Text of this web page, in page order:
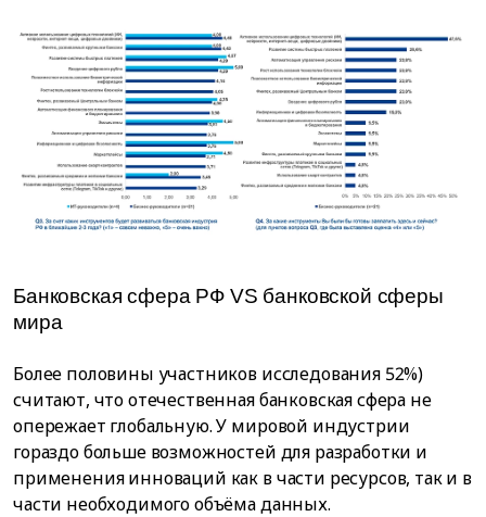
Банковская сфера РФ VS банковской сферы
мира
Более половины участников исследования 52%)
считают, что отечественная банковская сфера не
опережает глобальную. У мировой индустрии
гораздо больше возможностей для разработки и
применения инноваций как в части ресурсов, так и в
части необходимого объёма данных.